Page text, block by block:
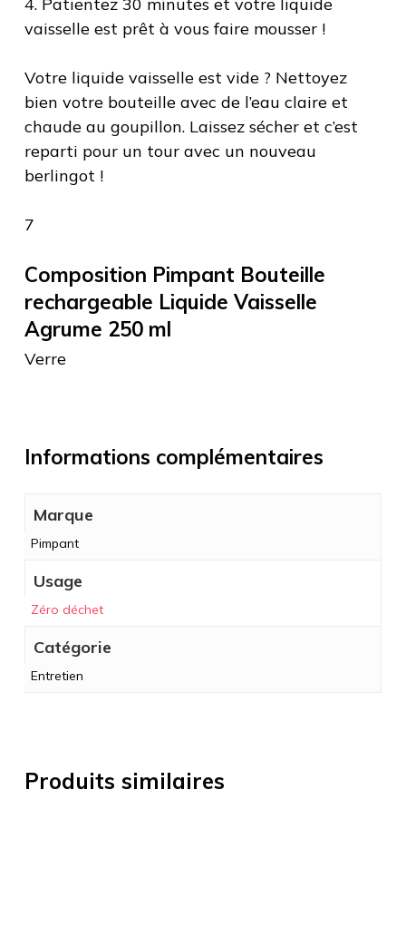
4. Patientez 30 minutes et votre liquide
vaisselle est prêt à vous faire mousser !
Votre liquide vaisselle est vide ? Nettoyez
bien votre bouteille avec de l’eau claire et
chaude au goupillon. Laissez sécher et c’est
reparti pour un tour avec un nouveau
berlingot !
7
Composition Pimpant Bouteille
rechargeable Liquide Vaisselle
Agrume 250 ml
Verre
Informations complémentaires
Marque
Pimpant
Usage
Zéro déchet
Catégorie
Entretien
Produits similaires